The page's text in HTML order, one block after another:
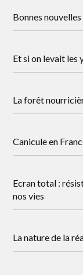
Bonnes nouvelles
Et si on levait les
La forêt
Canicule en
Ecran total :
nos vies
La nature de la